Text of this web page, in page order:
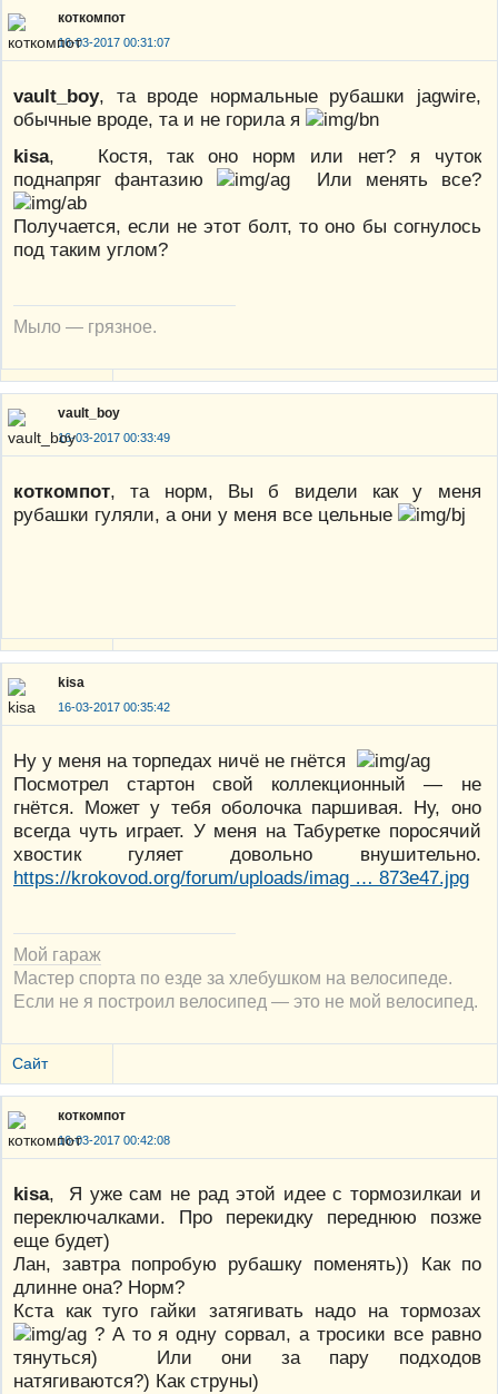
коткомпот
16-03-2017 00:31:07
vault_boy, та вроде нормальные рубашки jagwire,
обычные вроде, та и не горила я
kisa, Костя, так оно норм или нет? я чуток
поднапряг фантазию
Или менять все?
Получается, если не этот болт, то оно бы согнулось
под таким углом?
Мыло — грязное.
vault_boy
16-03-2017 00:33:49
коткомпот, та норм, Вы б видели как у меня
рубашки гуляли, а они у меня все цельные
kisa
16-03-2017 00:35:42
Ну у меня на торпедах ничё не гнётся
Посмотрел стартон свой коллекционный — не
гнётся. Может у тебя оболочка паршивая. Ну, оно
всегда чуть играет. У меня на Табуретке поросячий
хвостик гуляет довольно внушительно.
https://krokovod.org/forum/uploads/imag … 873e47.jpg
Мой гараж
Мастер спорта по езде за хлебушком на велосипеде.
Если не я построил велосипед — это не мой велосипед.
Сайт
коткомпот
16-03-2017 00:42:08
kisa, Я уже сам не рад этой идее с тормозилкаи и
переключалками. Про перекидку переднюю позже
еще будет)
Лан, завтра попробую рубашку поменять)) Как по
длинне она? Норм?
Кста как туго гайки затягивать надо на тормозах
? А то я одну сорвал, а тросики все равно
тянуться) Или они за пару подходов
натягиваются?) Как струны)